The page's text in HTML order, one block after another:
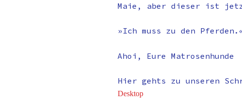
Maie, aber dieser ist
»Ich muss zu den
Ahoi, Eure Matrosenhunde
Hier gehts zu unseren
Desktop